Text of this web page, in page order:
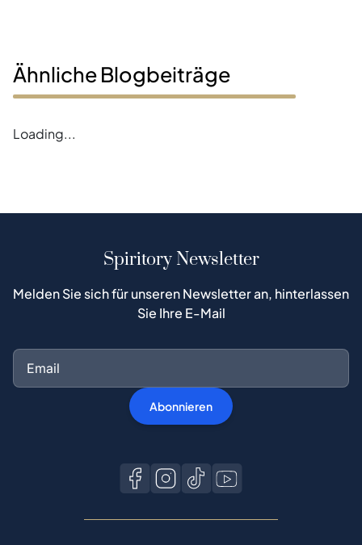
Ähnliche Blogbeiträge
Loading...
Spiritory Newsletter
Melden Sie sich für unseren Newsletter an, hinterlassen
Sie Ihre E-Mail
Abonnieren